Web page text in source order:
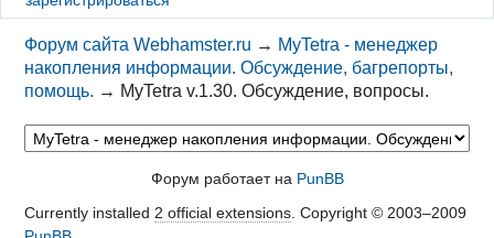
Форум сайта Webhamster.ru → MyTetra - менеджер
накопления информации. Обсуждение, багрепорты,
помощь. → MyTetra v.1.30. Обсуждение, вопросы.
Форум работает на PunBB
Currently installed 2 official extensions. Copyright © 2003–2009